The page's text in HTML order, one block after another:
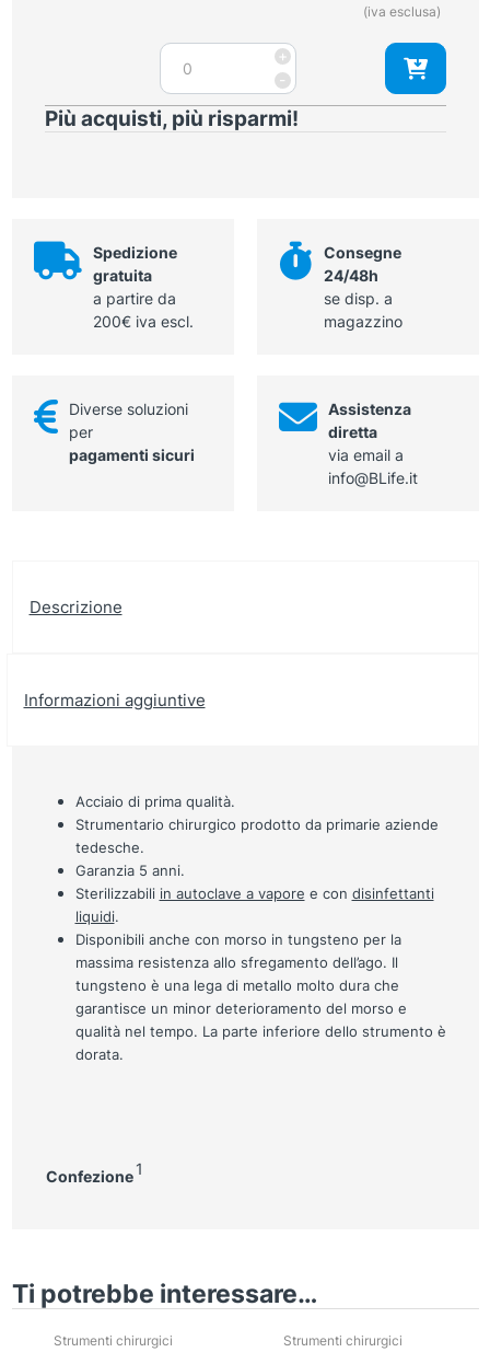
(iva esclusa)
-
Portaghi
Mayo-
Hegar
morso
+
Più acquisti, più risparmi!
Spedizione
gratuita
a partire da
200€ iva escl.
Consegne
24/48h
se disp. a
magazzino
Diverse soluzioni
per
pagamenti sicuri
Assistenza
diretta
via email a
info@BLife.it
Descrizione
Informazioni aggiuntive
Acciaio di prima qualità.
Strumentario chirurgico prodotto da primarie aziende
tedesche.
Garanzia 5 anni.
Sterilizzabili in autoclave a vapore e con disinfettanti
liquidi.
Disponibili anche con morso in tungsteno per la
massima resistenza allo sfregamento dell’ago. Il
tungsteno è una lega di metallo molto dura che
garantisce un minor deterioramento del morso e
qualità nel tempo. La parte inferiore dello strumento è
dorata.
Confezione 1
Ti potrebbe interessare…
Strumenti chirurgici Strumenti chirurgici